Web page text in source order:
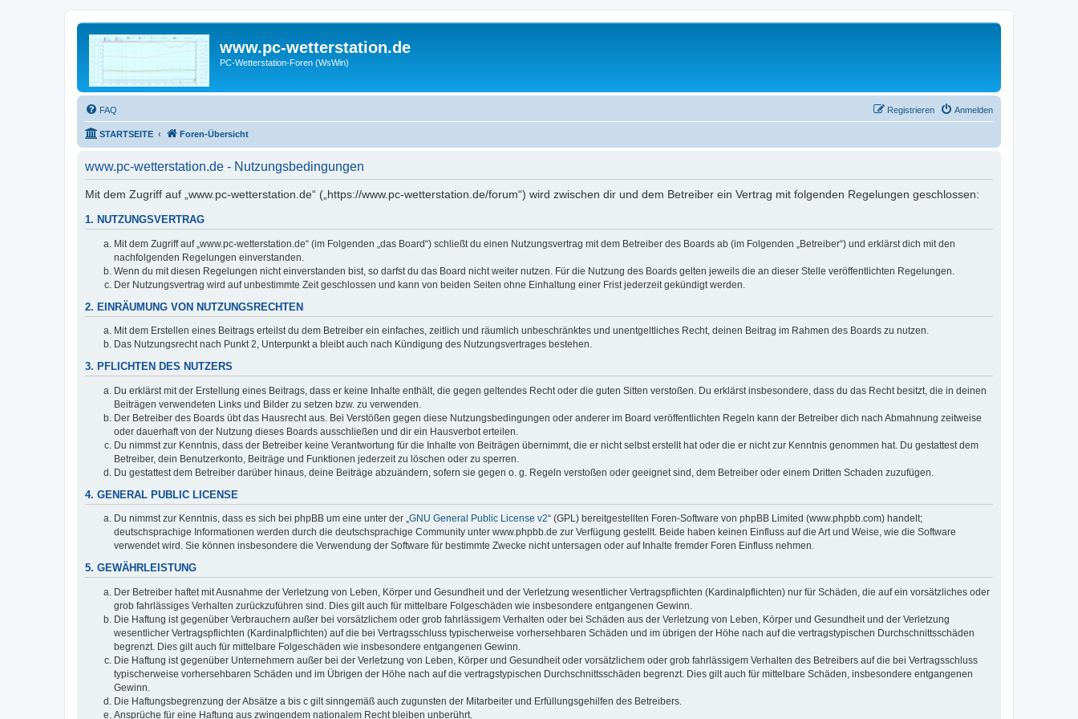
www.pc-wetterstation.de
PC-Wetterstation-Foren (WsWin)
FAQ Anmelden
Registrieren
STARTSEITE Foren-Übersicht
www.pc-wetterstation.de - Nutzungsbedingungen
Mit dem Zugriff auf „www.pc-wetterstation.de“ („https://www.pc-wetterstation.de/forum“) wird zwischen dir und dem Betreiber ein Vertrag mit folgenden Regelungen geschlossen:
1. NUTZUNGSVERTRAG
Mit dem Zugriff auf „www.pc-wetterstation.de“ (im Folgenden „das Board“) schließt du einen Nutzungsvertrag mit dem Betreiber des Boards ab (im Folgenden „Betreiber“) und erklärst dich mit den
nachfolgenden Regelungen einverstanden.
Wenn du mit diesen Regelungen nicht einverstanden bist, so darfst du das Board nicht weiter nutzen. Für die Nutzung des Boards gelten jeweils die an dieser Stelle veröffentlichten Regelungen.
Der Nutzungsvertrag wird auf unbestimmte Zeit geschlossen und kann von beiden Seiten ohne Einhaltung einer Frist jederzeit gekündigt werden.
2. EINRÄUMUNG VON NUTZUNGSRECHTEN
Mit dem Erstellen eines Beitrags erteilst du dem Betreiber ein einfaches, zeitlich und räumlich unbeschränktes und unentgeltliches Recht, deinen Beitrag im Rahmen des Boards zu nutzen.
Das Nutzungsrecht nach Punkt 2, Unterpunkt a bleibt auch nach Kündigung des Nutzungsvertrages bestehen.
3. PFLICHTEN DES NUTZERS
Du erklärst mit der Erstellung eines Beitrags, dass er keine Inhalte enthält, die gegen geltendes Recht oder die guten Sitten verstoßen. Du erklärst insbesondere, dass du das Recht besitzt, die in deinen
Beiträgen verwendeten Links und Bilder zu setzen bzw. zu verwenden.
Der Betreiber des Boards übt das Hausrecht aus. Bei Verstößen gegen diese Nutzungsbedingungen oder anderer im Board veröffentlichten Regeln kann der Betreiber dich nach Abmahnung zeitweise
oder dauerhaft von der Nutzung dieses Boards ausschließen und dir ein Hausverbot erteilen.
Du nimmst zur Kenntnis, dass der Betreiber keine Verantwortung für die Inhalte von Beiträgen übernimmt, die er nicht selbst erstellt hat oder die er nicht zur Kenntnis genommen hat. Du gestattest dem
Betreiber, dein Benutzerkonto, Beiträge und Funktionen jederzeit zu löschen oder zu sperren.
Du gestattest dem Betreiber darüber hinaus, deine Beiträge abzuändern, sofern sie gegen o. g. Regeln verstoßen oder geeignet sind, dem Betreiber oder einem Dritten Schaden zuzufügen.
4. GENERAL PUBLIC LICENSE
Du nimmst zur Kenntnis, dass es sich bei phpBB um eine unter der „GNU General Public License v2“ (GPL) bereitgestellten Foren-Software von phpBB Limited (www.phpbb.com) handelt;
deutschsprachige Informationen werden durch die deutschsprachige Community unter www.phpbb.de zur Verfügung gestellt. Beide haben keinen Einfluss auf die Art und Weise, wie die Software
verwendet wird. Sie können insbesondere die Verwendung der Software für bestimmte Zwecke nicht untersagen oder auf Inhalte fremder Foren Einfluss nehmen.
5. GEWÄHRLEISTUNG
Der Betreiber haftet mit Ausnahme der Verletzung von Leben, Körper und Gesundheit und der Verletzung wesentlicher Vertragspflichten (Kardinalpflichten) nur für Schäden, die auf ein vorsätzliches oder
grob fahrlässiges Verhalten zurückzuführen sind. Dies gilt auch für mittelbare Folgeschäden wie insbesondere entgangenen Gewinn.
Die Haftung ist gegenüber Verbrauchern außer bei vorsätzlichem oder grob fahrlässigem Verhalten oder bei Schäden aus der Verletzung von Leben, Körper und Gesundheit und der Verletzung
wesentlicher Vertragspflichten (Kardinalpflichten) auf die bei Vertragsschluss typischerweise vorhersehbaren Schäden und im übrigen der Höhe nach auf die vertragstypischen Durchschnittsschäden
begrenzt. Dies gilt auch für mittelbare Folgeschäden wie insbesondere entgangenen Gewinn.
Die Haftung ist gegenüber Unternehmern außer bei der Verletzung von Leben, Körper und Gesundheit oder vorsätzlichem oder grob fahrlässigem Verhalten des Betreibers auf die bei Vertragsschluss
typischerweise vorhersehbaren Schäden und im Übrigen der Höhe nach auf die vertragstypischen Durchschnittsschäden begrenzt. Dies gilt auch für mittelbare Schäden, insbesondere entgangenen
Gewinn.
Die Haftungsbegrenzung der Absätze a bis c gilt sinngemäß auch zugunsten der Mitarbeiter und Erfüllungsgehilfen des Betreibers.
Ansprüche für eine Haftung aus zwingendem nationalem Recht bleiben unberührt.